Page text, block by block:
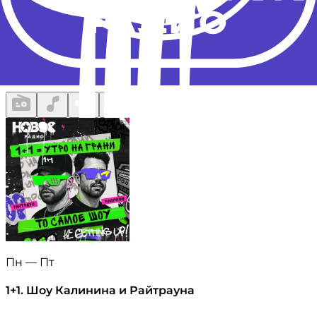
Доверяем разработку
Пн — Пт
1+1. Шоу Калинина и Райтрауна